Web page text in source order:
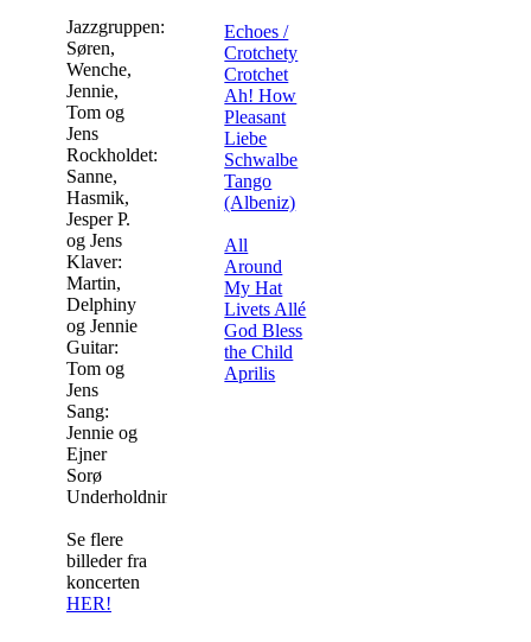
Jazzgruppen:
Søren,
Wenche,
Jennie,
Tom og
Jens
Rockholdet:
Sanne,
Hasmik,
Jesper P.
og Jens
Klaver:
Martin,
Delphiny
og Jennie
Guitar:
Tom og
Jens
Sang:
Jennie og
Ejner
Sorø
Underholdningskor
Se flere
billeder fra
koncerten
HER!
Echoes /
Crotchety
Crotchet
Ah! How
Pleasant
Liebe
Schwalbe
Tango
(Albeniz)
All
Around
My Hat
Livets Allé
God Bless
the Child
Aprilis